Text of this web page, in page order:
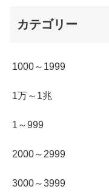
カテゴリー
1000～1999
1万～1兆
1～999
2000～2999
3000～3999